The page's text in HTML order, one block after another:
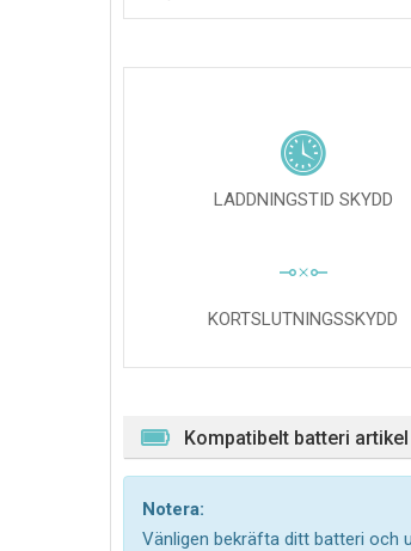
LADDNINGSTID SKYDD
KORTSLUTNINGSSKYDD
Kompatibelt batteri
Notera:
Vänligen bekräfta ditt batteri och